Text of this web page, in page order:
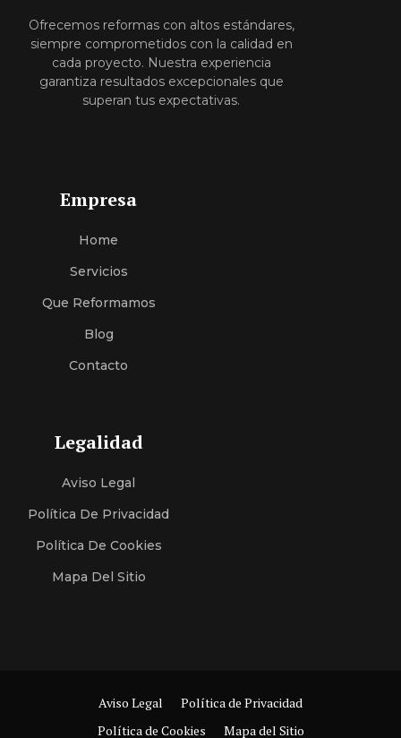
Ofrecemos reformas con altos estándares,
siempre comprometidos con la calidad en
cada proyecto. Nuestra experiencia
garantiza resultados excepcionales que
superan tus expectativas.
Empresa
Home
ServiciOS
Que Reformamos
Blog
Contacto
Legalidad
Aviso Legal
Política De Privacidad
Política De Cookies
Mapa Del Sitio
Aviso Legal
Política de Privacidad
Política de Cookies
Mapa del Sitio